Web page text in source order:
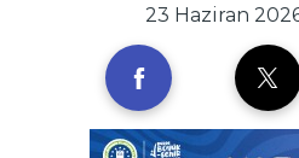
23 Haziran 2026